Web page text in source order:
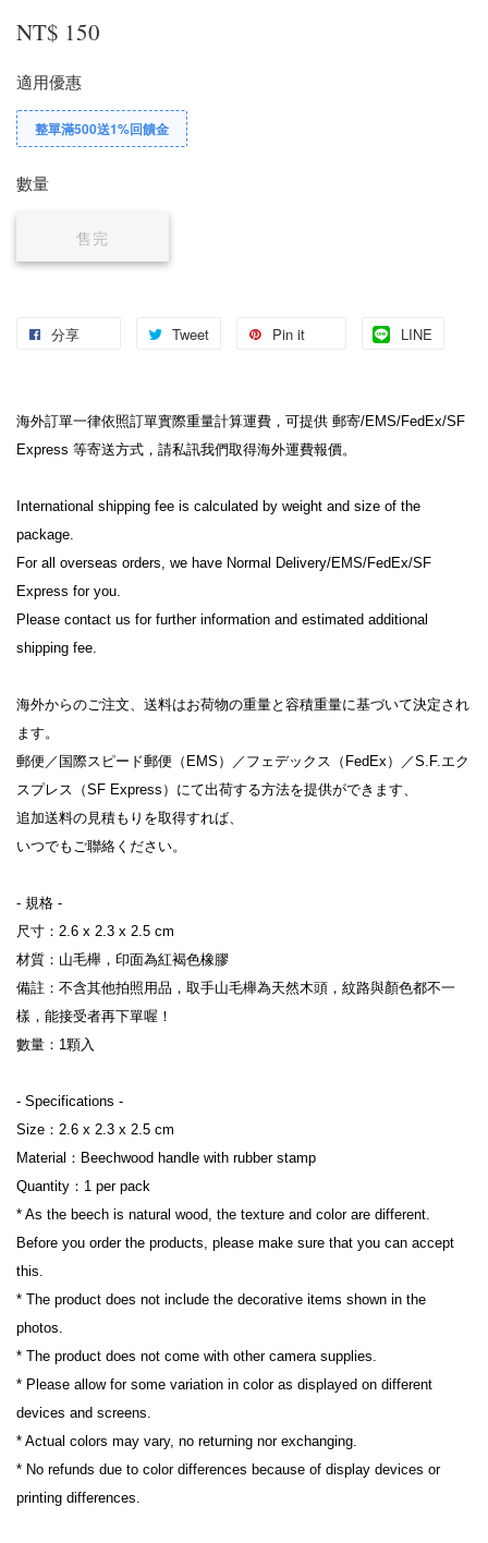
NT$ 150
適用優惠
整單滿500送1%回饋金
數量
售完
分享 Tweet Pin it LINE
海外訂單一律依照訂單實際重量計算運費，可提供 郵寄/EMS/FedEx/SF
Express 等寄送方式，請私訊我們取得海外運費報價。
International shipping fee is calculated by weight and size of the
package.
For all overseas orders, we have Normal Delivery/EMS/FedEx/SF
Express for you.
Please contact us for further information and estimated additional
shipping fee.
海外からのご注文、送料はお荷物の重量と容積重量に基づいて決定され
ます。
郵便／国際スピード郵便（EMS）／フェデックス（FedEx）／S.F.エク
スプレス（SF Express）にて出荷する方法を提供ができます、
追加送料の見積もりを取得すれば、
いつでもご聯絡ください。
- 規格 -
尺寸：2.6 x 2.3 x 2.5 cm
材質：山毛櫸，印面為紅褐色橡膠
備註：不含其他拍照用品，取手山毛櫸為天然木頭，紋路與顏色都不一
樣，能接受者再下單喔！
數量：1顆入
- Specifications -
Size：2.6 x 2.3 x 2.5 cm
Material：Beechwood handle with rubber stamp
Quantity：1 per pack
* As the beech is natural wood, the texture and color are different.
Before you order the products, please make sure that you can accept
this.
* The product does not include the decorative items shown in the
photos.
* The product does not come with other camera supplies.
* Please allow for some variation in color as displayed on different
devices and screens.
* Actual colors may vary, no returning nor exchanging.
* No refunds due to color differences because of display devices or
printing differences.